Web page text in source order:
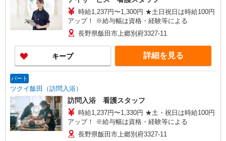
時給1,237円〜1,300円 ★土日祝日は時給100円
アップ！ ※給与幅は資格・経験等による
長野県飯田市上郷別府3327-11
キープ 詳細を見る
パート
ツクイ飯田（訪問入浴）
訪問入浴 看護スタッフ
時給1,237円〜1,330円 ★土・祝日は時給100円
アップ！ ※給与幅は資格・経験等による
長野県飯田市上郷別府3327-11